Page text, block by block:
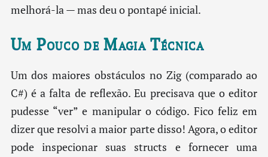
melhorá-la — mas deu o pontapé inicial.
Um Pouco de Magia Técnica
Um dos maiores obstáculos no Zig (comparado ao
C#) é a falta de reflexão. Eu precisava que o editor
pudesse “ver” e manipular o código. Fico feliz em
dizer que resolvi a maior parte disso! Agora, o editor
pode inspecionar suas structs e fornecer uma